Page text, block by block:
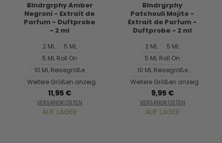
Blndrgrphy Amber
Negroni - Extrait de
Parfum - Duftprobe
- 2 ml
2 ML
5 ML
5 ML Roll On
10 ML Reisegröße
Weitere Größen anzeigen...
11,95 €
VERSANDKOSTEN
AUF LAGER
Blndrgrphy
Patchouli Mojito -
Extrait de Parfum -
Duftprobe - 2 ml
2 ML
5 ML
5 ML Roll On
10 ML Reisegröße
Weitere Größen anzeigen...
9,95 €
VERSANDKOSTEN
AUF LAGER